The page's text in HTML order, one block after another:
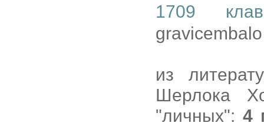
1709
из
Шерлока
"личных": 4